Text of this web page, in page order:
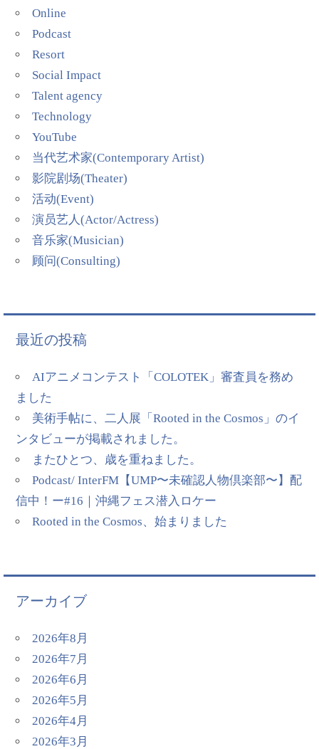
Online
Podcast
Resort
Social Impact
Talent agency
Technology
YouTube
当代艺术家(Contemporary Artist)
影院剧场(Theater)
活动(Event)
演员艺人(Actor/Actress)
音乐家(Musician)
顾问(Consulting)
最近の投稿
AIアニメコンテスト「COLOTEK」審査員を務め
ました
美術手帖に、二人展「Rooted in the Cosmos」のイ
ンタビューが掲載されました。
またひとつ、歳を重ねました。
Podcast/ InterFM【UMP〜未確認人物倶楽部〜】配
信中！ー#16｜沖縄フェス潜入ロケー
Rooted in the Cosmos、始まりました
アーカイブ
2026年8月
2026年7月
2026年6月
2026年5月
2026年4月
2026年3月